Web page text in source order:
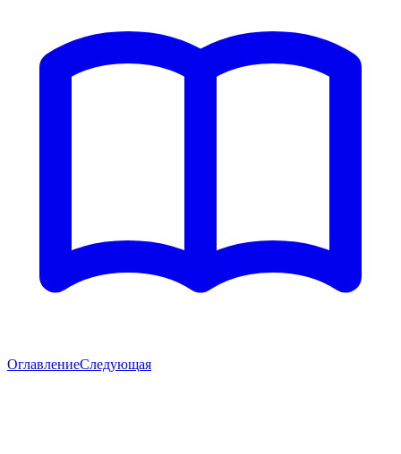
ОглавлениеСледующая